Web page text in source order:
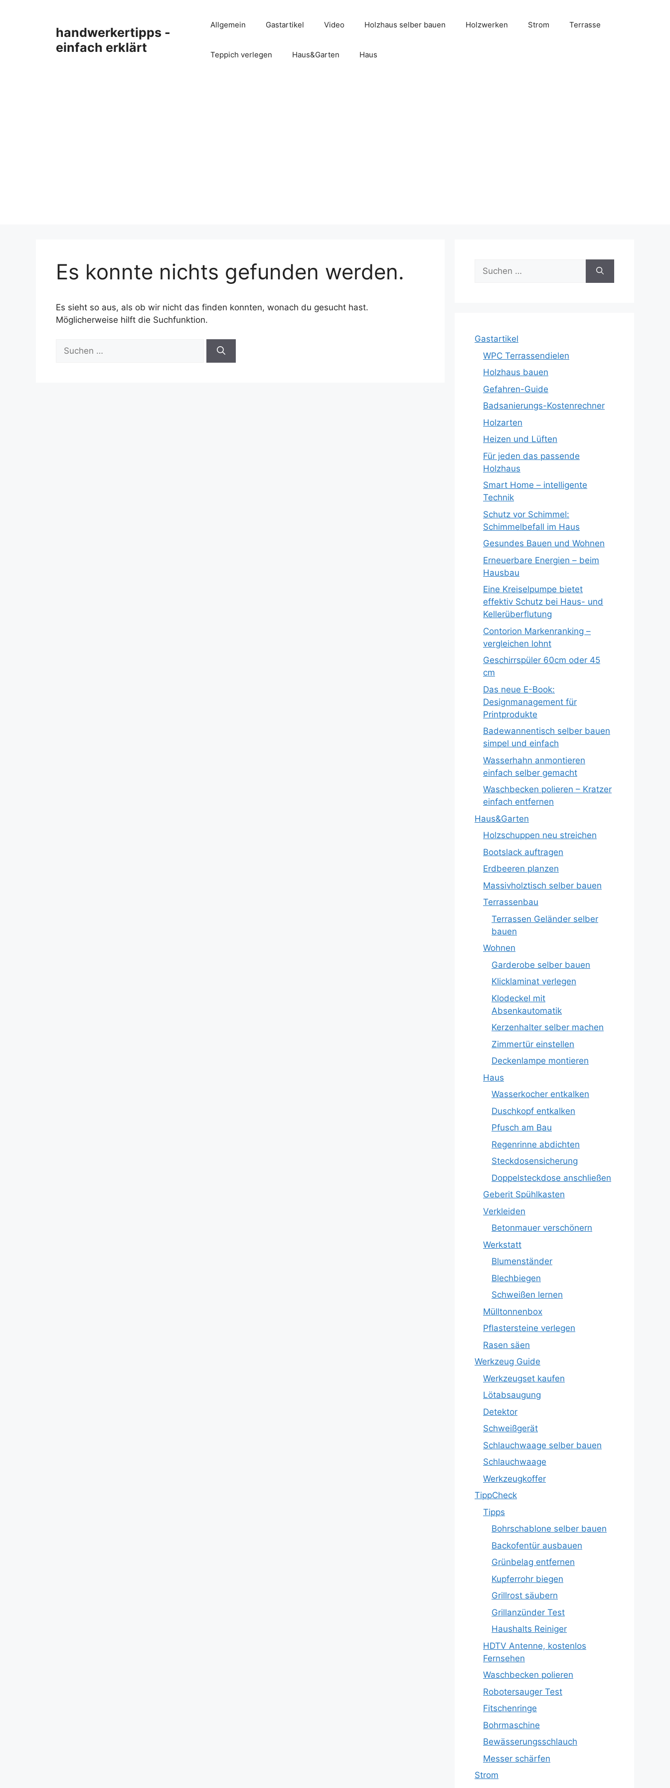
handwerkertipps -
einfach erklärt
Allgemein Gastartikel Video Holzhaus selber bauen Holzwerken Strom Terrasse
Teppich verlegen Haus&Garten Haus
Es konnte nichts gefunden werden.
Es sieht so aus, als ob wir nicht das finden konnten, wonach du gesucht hast.
Möglicherweise hilft die Suchfunktion.
nach:
Suche
nach:
Gastartikel
WPC Terrassendielen
Holzhaus bauen
Gefahren-Guide
Badsanierungs-Kostenrechner
Holzarten
Heizen und Lüften
Für jeden das passende
Holzhaus
Smart Home – intelligente
Technik
Schutz vor Schimmel:
Schimmelbefall im Haus
Gesundes Bauen und Wohnen
Erneuerbare Energien – beim
Hausbau
Eine Kreiselpumpe bietet
effektiv Schutz bei Haus- und
Kellerüberflutung
Contorion Markenranking –
vergleichen lohnt
Geschirrspüler 60cm oder 45
cm
Das neue E-Book:
Designmanagement für
Printprodukte
Badewannentisch selber bauen
simpel und einfach
Wasserhahn anmontieren
einfach selber gemacht
Waschbecken polieren – Kratzer
einfach entfernen
Haus&Garten
Holzschuppen neu streichen
Bootslack auftragen
Erdbeeren planzen
Massivholztisch selber bauen
Terrassenbau
Terrassen Geländer selber
bauen
Wohnen
Garderobe selber bauen
Klicklaminat verlegen
Klodeckel mit
Absenkautomatik
Kerzenhalter selber machen
Zimmertür einstellen
Deckenlampe montieren
Haus
Wasserkocher entkalken
Duschkopf entkalken
Pfusch am Bau
Regenrinne abdichten
Steckdosensicherung
Doppelsteckdose anschließen
Geberit Spühlkasten
Verkleiden
Betonmauer verschönern
Werkstatt
Blumenständer
Blechbiegen
Schweißen lernen
Mülltonnenbox
Pflastersteine verlegen
Rasen säen
Werkzeug Guide
Werkzeugset kaufen
Lötabsaugung
Detektor
Schweißgerät
Schlauchwaage selber bauen
Schlauchwaage
Werkzeugkoffer
TippCheck
Tipps
Bohrschablone selber bauen
Backofentür ausbauen
Grünbelag entfernen
Kupferrohr biegen
Grillrost säubern
Grillanzünder Test
Haushalts Reiniger
HDTV Antenne, kostenlos
Fernsehen
Waschbecken polieren
Robotersauger Test
Fitschenringe
Bohrmaschine
Bewässerungsschlauch
Messer schärfen
Strom